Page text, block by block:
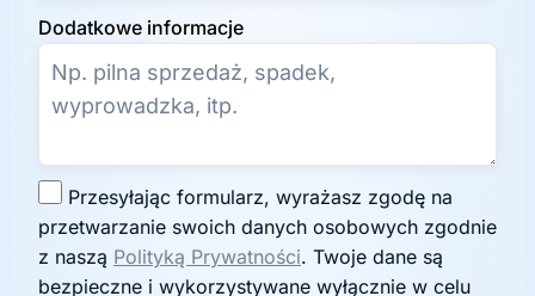
Dodatkowe informacje
g
o
d
przetwarzanie swoich danych osobowych zgodnie
z naszą Polityką Prywatności. Twoje dane są
bezpieczne i wykorzystywane wyłącznie w celu